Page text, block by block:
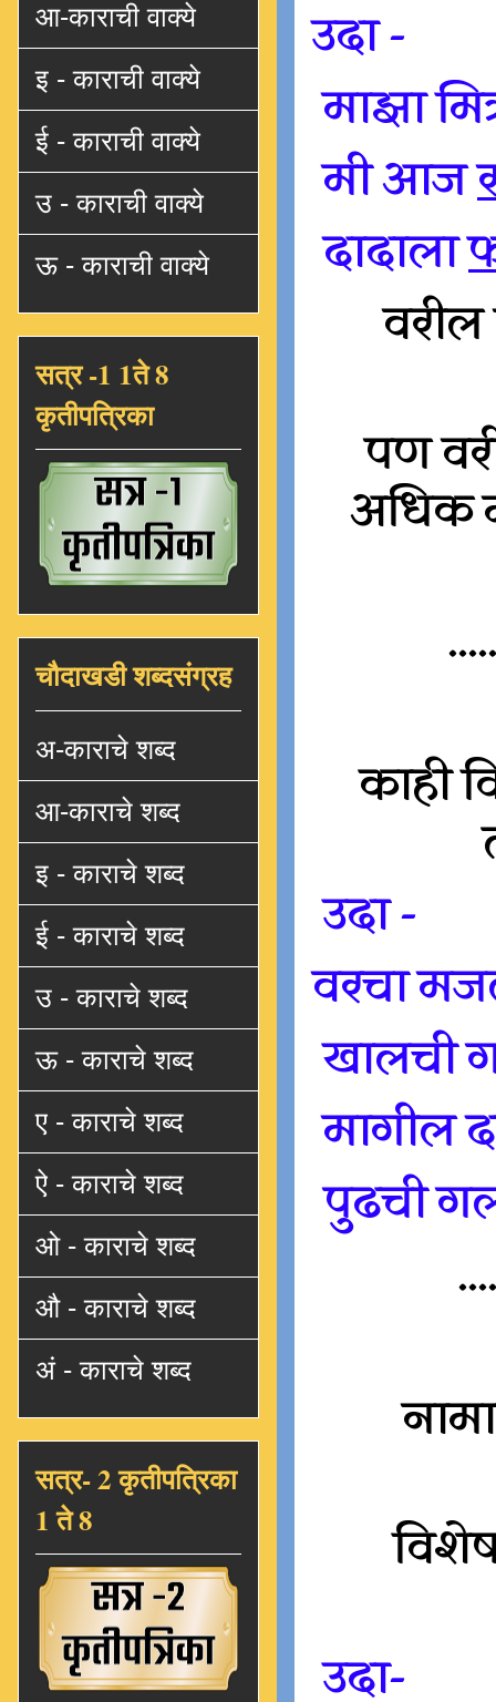
उदा -
माझा
मी आज
दादाला
पण
अधिक
काही
उदा -
वरचा
खालची
मागील
पुढची
उदा-
आ-काराची वाक्ये
इ - काराची वाक्ये
ई - काराची वाक्ये
उ - काराची वाक्ये
ऊ - काराची वाक्ये
सत्र -1 1ते 8
कृतीपत्रिका
चौदाखडी शब्दसंग्रह
अ-काराचे शब्द
आ-काराचे शब्द
इ - काराचे शब्द
ई - काराचे शब्द
उ - काराचे शब्द
ऊ - काराचे शब्द
ए - काराचे शब्द
ऐ - काराचे शब्द
ओ - काराचे शब्द
औ - काराचे शब्द
अं - काराचे शब्द
सत्र- 2 कृतीपत्रिका
1 ते 8